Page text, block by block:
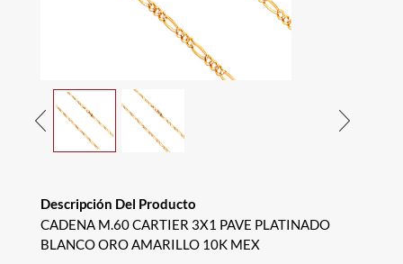
Descripción Del Producto
CADENA M.60 CARTIER 3X1 PAVE PLATINADO
BLANCO ORO AMARILLO 10K MEX